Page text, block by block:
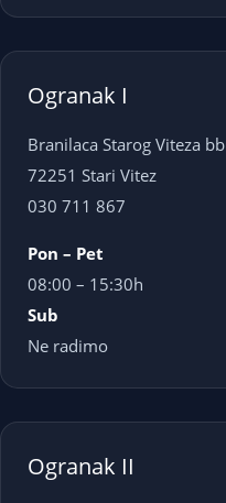
Ogranak I
Branilaca Starog Viteza bb
72251 Stari Vitez
030 711 867
Pon – Pet
08:00 – 15:30h
Sub
Ne radimo
Ogranak II